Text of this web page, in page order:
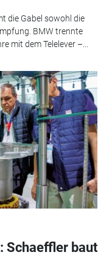
die Gabel sowohl die
BMW trennte
mit dem Telelever –...
Schaeffler baut